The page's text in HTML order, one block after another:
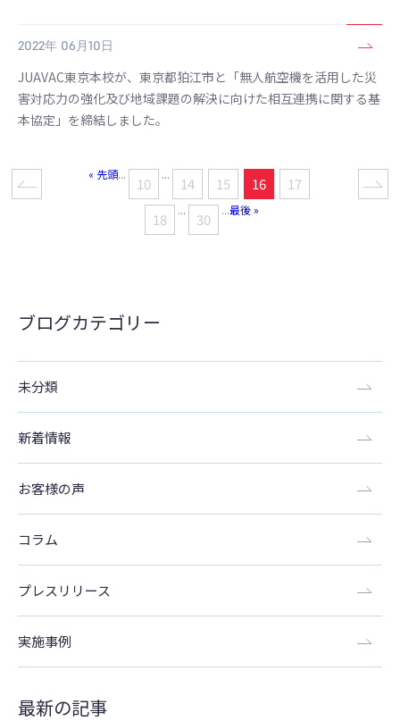
2022年 06月10日
JUAVAC東京本校が、東京都狛江市と「無人航空機を活用した災
害対応力の強化及び地域課題の解決に向けた相互連携に関する基
本協定」を締結しました。
« 先頭...
10
...
14 15 16
17
18
...
30
...最後 »
ブログカテゴリー
未分類
新着情報
お客様の声
コラム
プレスリリース
実施事例
最新の記事